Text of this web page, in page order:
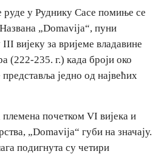
руде у Руднику Сасе помиње се
„Domavija“, пуни
вијеку за вријеме владавине
(222-235. г.) када броји око
једно од највећих
почетком VI вијека и
„Domavija“ губи на значају.
подигнута су четири